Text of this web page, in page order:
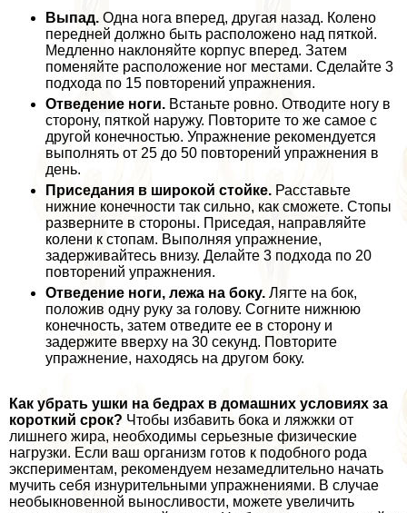
Выпад. Одна нога вперед, другая назад. Колено
передней должно быть расположено над пяткой.
Медленно наклоняйте корпус вперед. Затем
поменяйте расположение ног местами. Сделайте 3
подхода по 15 повторений упражнения.
Отведение ноги. Встаньте ровно. Отводите ногу в
сторону, пяткой наружу. Повторите то же самое с
другой конечностью. Упражнение рекомендуется
выполнять от 25 до 50 повторений упражнения в
день.
Приседания в широкой стойке. Расставьте
нижние конечности так сильно, как сможете. Стопы
разверните в стороны. Приседая, направляйте
колени к стопам. Выполняя упражнение,
задерживайтесь внизу. Делайте 3 подхода по 20
повторений упражнения.
Отведение ноги, лежа на боку. Лягте на бок,
положив одну руку за голову. Согните нижнюю
конечность, затем отведите ее в сторону и
задержите вверху на 30 секунд. Повторите
упражнение, находясь на другом боку.
Как убрать ушки на бедрах в домашних условиях за
короткий срок? Чтобы избавить бока и ляжжки от
лишнего жира, необходимы серьезные физические
нагрузки. Если ваш организм готов к подобного рода
экспериментам, рекомендуем незамедлительно начать
мучить себя изнурительными упражнениями. В случае
необыкновенной выносливости, можете увеличить